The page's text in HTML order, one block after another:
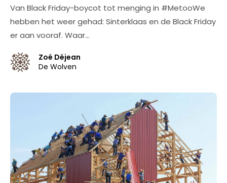
Van Black Friday-boycot tot menging in #MetooWe
hebben het weer gehad: Sinterklaas en de Black Friday
er aan vooraf. Waar…
Zoé Déjean
De Wolven